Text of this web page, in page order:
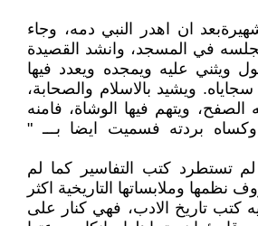
ان اهدر النبي دمه، وجاء
في المسجد، وانشد القصيدة
ويثني عليه ويمجده ويعدد فيها
ويشيد بالاسلام والصحابة،
ويتهم فيها الوشاة، فامنه
بردته فسميت ايضا بـــ "
تستطرد كتب التفاسير كما لم
وملابساتها التاريخية اكثر
كتب تاريخ الادب، فهي كنار على